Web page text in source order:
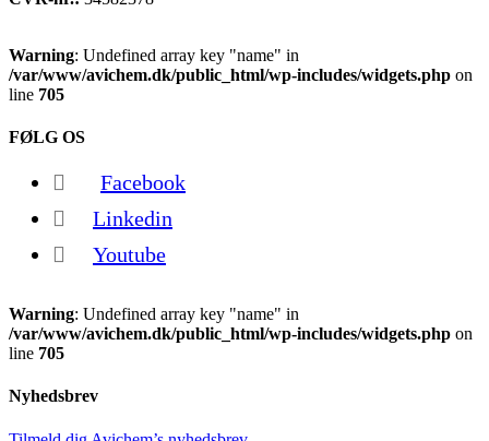
Warning: Undefined array key "name" in
/var/www/avichem.dk/public_html/wp-includes/widgets.php on
line 705
FØLG OS
Facebook
Linkedin
Youtube
Warning: Undefined array key "name" in
/var/www/avichem.dk/public_html/wp-includes/widgets.php on
line 705
Nyhedsbrev